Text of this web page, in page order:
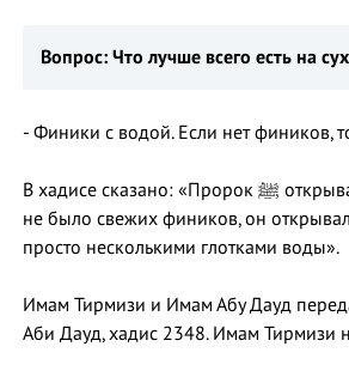
Вопрос: Что лучше всего есть на
- Финики с водой. Если нет фиников,
В хадисе сказано: «Пророк ﷺ открывал свой пост свежими финиками перед тем, как совершать намаз магриб. Если у него
не было свежих фиников, он
просто несколькими глотками воды».
Имам Тирмизи и Имам Абу Дауд
Аби Дауд, хадис 2348. Имам Тирмизи